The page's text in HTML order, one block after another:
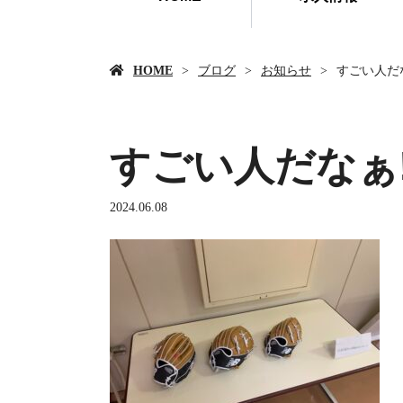
HOME ブログ お知らせ すごい人だ
すごい人だな
2024.06.08